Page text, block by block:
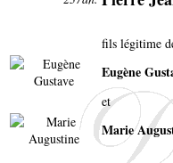
fils légitime
Eugène
et
Marie